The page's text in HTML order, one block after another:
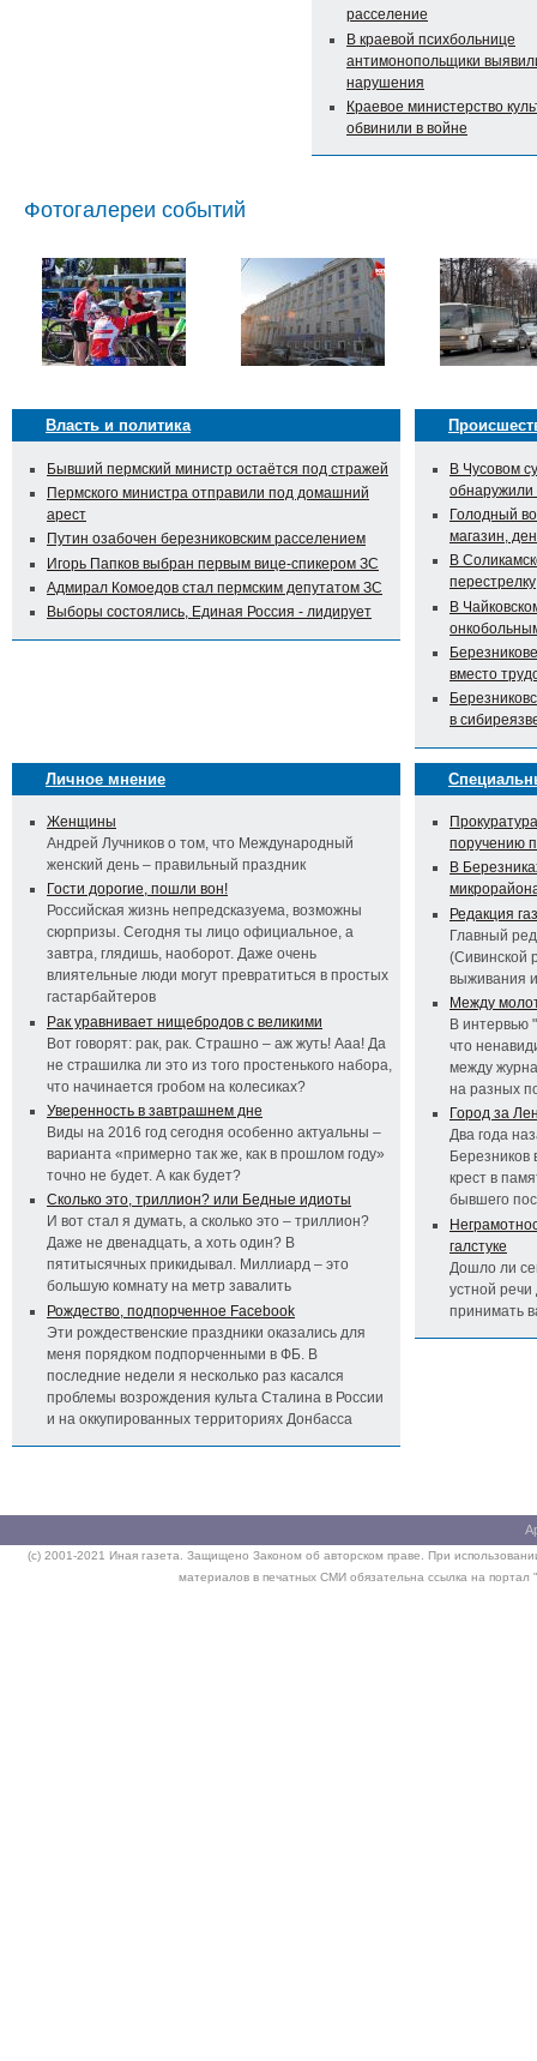
расселение
В краевой психбольнице
антимонопольщики
нарушения
Краевое министерство
обвинили в войне
Фотогалереи событий
Власть и политика
Бывший пермский министр остаётся под стражей
Пермского министра отправили под домашний
арест
Путин озабочен березниковским расселением
Игорь Папков выбран первым вице-спикером ЗС
Адмирал Комоедов стал пермским депутатом ЗС
Выборы состоялись, Единая Россия - лидирует
В Чусовом
Голодный
магазин,
В
перестрелку
В
вместо
в
Личное мнение
Женщины
Андрей Лучников о том, что Международный
женский день – правильный праздник
Гости дорогие, пошли вон!
Российская жизнь непредсказуема, возможны
сюрпризы. Сегодня ты лицо официальное, а
завтра, глядишь, наоборот. Даже очень
влиятельные люди могут превратиться в простых
гастарбайтеров
Рак уравнивает нищебродов с великими
Вот говорят: рак, рак. Страшно – аж жуть! Ааа! Да
не страшилка ли это из того простенького набора,
что начинается гробом на колесиках?
Уверенность в завтрашнем дне
Виды на 2016 год сегодня особенно актуальны –
варианта «примерно так же, как в прошлом году»
точно не будет. А как будет?
Сколько это, триллион? или Бедные идиоты
И вот стал я думать, а сколько это – триллион?
Даже не двенадцать, а хоть один? В
пятитысячных прикидывал. Миллиард – это
большую комнату на метр завалить
Рождество, подпорченное Facebook
Эти рождественские праздники оказались для
меня порядком подпорченными в ФБ. В
последние недели я несколько раз касался
проблемы возрождения культа Сталина в России
и на оккупированных территориях Донбасса
поручению
В
Редакция
Главный
(Сивинской
выживания
Между
В интервью
что
между
на разных
Город за
Два года
Березников
крест в
бывшего
галстуке
Дошло ли
устной речи
принимать
(c) 2001-2021 Иная газета. Защищено Законом об авторском праве. При
материалов в печатных СМИ обязательна ссылка на